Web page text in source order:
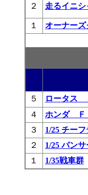
２ 走るイニシ
１ オーナーズ
５
ロータス
４
ホンダ Ｆ
３
1/25 チー
２
1/25 パンサ
１
1/35戦車群